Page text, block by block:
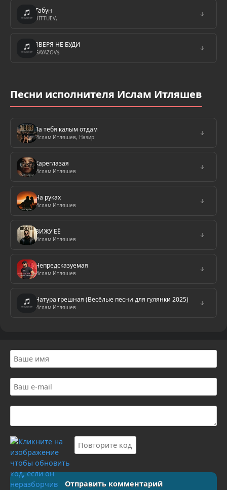
Табун
BITTUEV,
↓
ЗВЕРЯ НЕ БУДИ
GAYAZOV$
↓
Песни исполнителя Ислам Итляшев
За тебя калым отдам
Ислам Итляшев, Назир
↓
Кареглазая
Ислам Итляшев
↓
На руках
Ислам Итляшев
↓
ВИЖУ ЕЁ
Ислам Итляшев
↓
Непредсказуемая
Ислам Итляшев
↓
Натура грешная (Весёлые песни для гулянки 2025)
Ислам Итляшев
↓
Отправить комментарий